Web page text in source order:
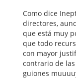
Como dice
directores,
que está muy
que todo
con mayor
contrario de
guiones